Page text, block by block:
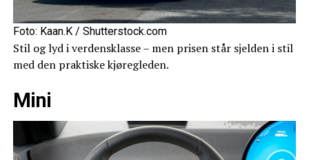
Foto: Kaan.K / Shutterstock.com
Stil og lyd i verdensklasse – men prisen står sjelden i stil
med den praktiske kjøregleden.
Mini